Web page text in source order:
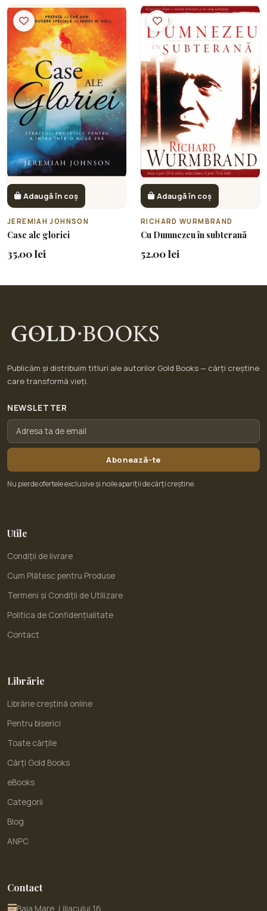
Adaugă în coș
JEREMIAH JOHNSON
Case ale gloriei
35.00 lei
Adaugă în coș
RICHARD WURMBRAND
Cu Dumnezeu în subterană
52.00 lei
Publicăm și distribuim titluri ale autorilor Gold Books — cărți creștine
care transformă vieți.
NEWSLETTER
Abonează-te
Nu pierde ofertele exclusive și noile apariții de cărți creștine.
Utile
Condiții de livrare
Cum Plătesc pentru Produse
Termeni și Condiții de Utilizare
Politica de Confidențialitate
Contact
Librărie
Librărie creștină online
Pentru biserici
Toate cărțile
Cărți Gold Books
eBooks
Categorii
Blog
ANPC
Contact
Baia Mare, Liliacului 16